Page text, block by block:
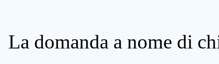
La domanda a nome di